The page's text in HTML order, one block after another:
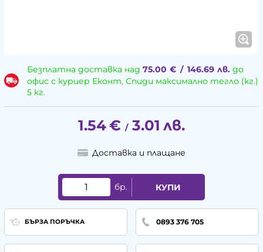
Безплатна доставка над 75.00 € / 146.69 лв.до
офис с куриер Еконт, Спиди максимално тегло (кг.)
5 кг.
1.54€ / 3.01 лв.
Доставка и плащане
бр. КУПИ
БЪРЗА ПОРЪЧКА 0893 376 705